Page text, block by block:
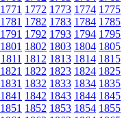
1771 1772 1773 1774 1775
1781 1782 1783 1784 1785
1791 1792 1793 1794 1795
1801 1802 1803 1804 1805
1811 1812 1813 1814 1815
1821 1822 1823 1824 1825
1831 1832 1833 1834 1835
1841 1842 1843 1844 1845
1851 1852 1853 1854 1855